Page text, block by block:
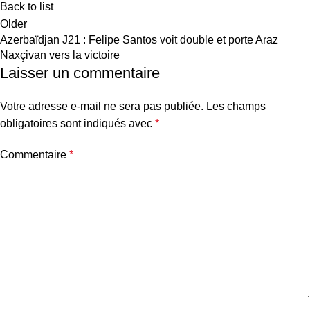
Back to list
Older
Azerbaïdjan J21 : Felipe Santos voit double et porte Araz
Naxçivan vers la victoire
Laisser un commentaire
Votre adresse e-mail ne sera pas publiée. Les champs
obligatoires sont indiqués avec *
Commentaire *